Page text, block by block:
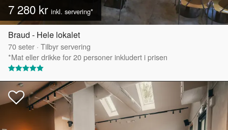
7 280 kr inkl. servering*
Braud - Hele lokalet
70seter · Tilbyr servering
*Mat eller drikke for 20 personer inkludert i prisen